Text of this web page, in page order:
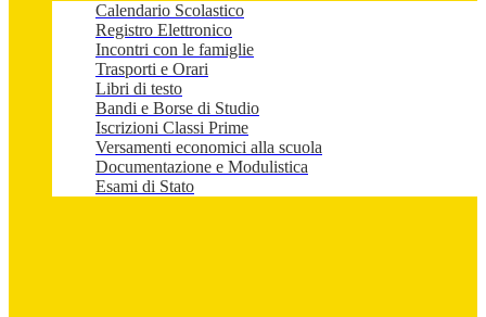
Calendario Scolastico
Registro Elettronico
Incontri con le famiglie
Trasporti e Orari
Libri di testo
Bandi e Borse di Studio
Iscrizioni Classi Prime
Versamenti economici alla scuola
Documentazione e Modulistica
Esami di Stato